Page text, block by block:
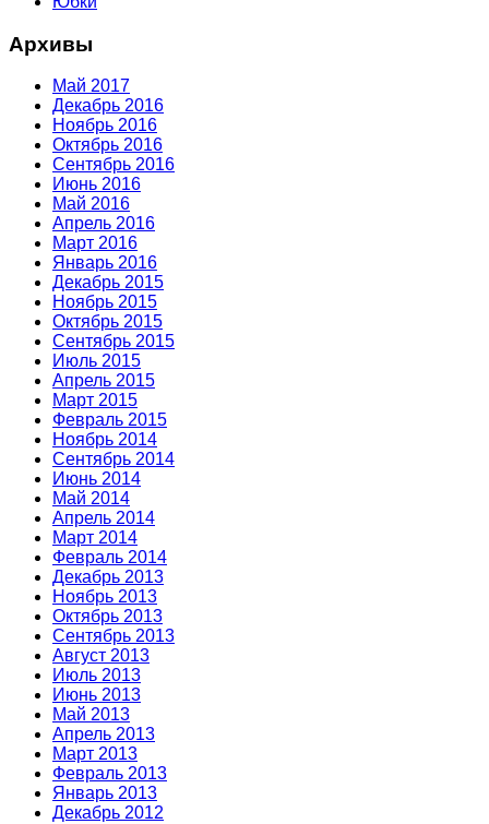
Архивы
Май 2017
Декабрь 2016
Ноябрь 2016
Октябрь 2016
Сентябрь 2016
Июнь 2016
Май 2016
Апрель 2016
Март 2016
Январь 2016
Декабрь 2015
Ноябрь 2015
Октябрь 2015
Сентябрь 2015
Июль 2015
Апрель 2015
Март 2015
Февраль 2015
Ноябрь 2014
Сентябрь 2014
Июнь 2014
Май 2014
Апрель 2014
Март 2014
Февраль 2014
Декабрь 2013
Ноябрь 2013
Октябрь 2013
Сентябрь 2013
Август 2013
Июль 2013
Июнь 2013
Май 2013
Апрель 2013
Март 2013
Февраль 2013
Январь 2013
Декабрь 2012